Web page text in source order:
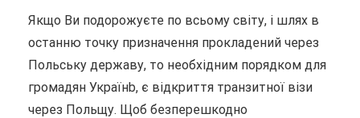
Якщо Ви подорожуєте по всьому світу, і шлях в
останню точку призначення прокладений через
Польську державу, то необхідним порядком для
громадян Українb, є відкриття транзитної візи
через Польщу. Щоб безперешкодно